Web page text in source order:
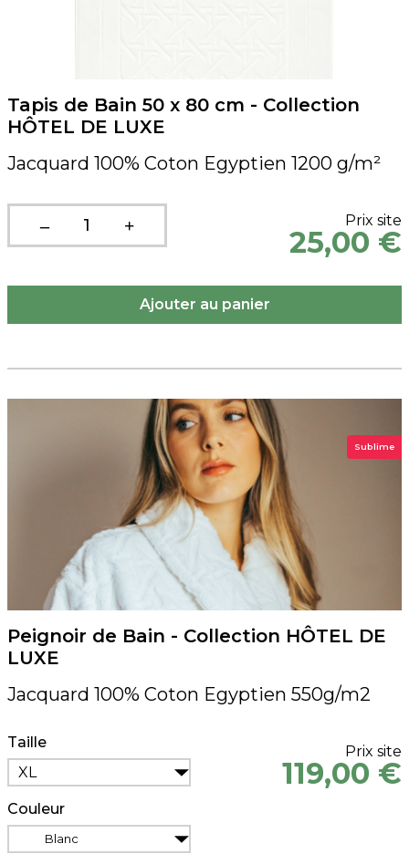
Tapis de Bain 50 x 80 cm - Collection
HÔTEL DE LUXE
Jacquard 100% Coton Egyptien 1200 g/m²
Prix site
25,00 €
Sublime
Peignoir de Bain - Collection HÔTEL DE
LUXE
Jacquard 100% Coton Egyptien 550g/m2
Taille
XL
Couleur
Blanc
Prix site
119,00 €